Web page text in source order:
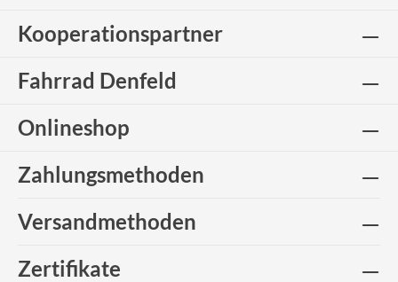
Kooperationspartner
Fahrrad Denfeld
Onlineshop
Zahlungsmethoden
Versandmethoden
Zertifikate